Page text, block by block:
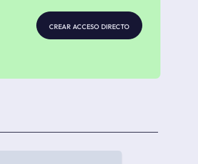
crear acceso directo